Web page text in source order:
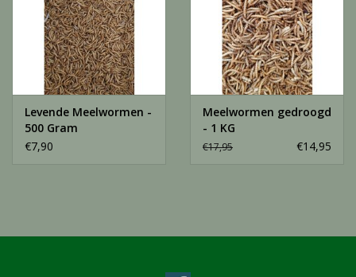
Levende Meelwormen -
500 Gram
€7,90
Meelwormen gedroogd
- 1 KG
€17,95 €14,95